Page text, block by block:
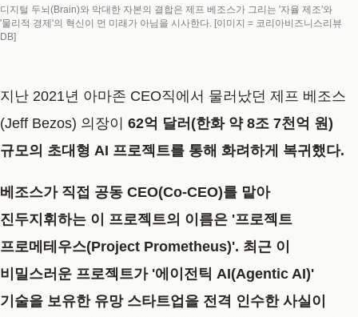
디지털 두뇌(Brain)와 막대한 자본의 결합은 제프 베조스가 그리는 '자율 제조'와
'물리적 경제'의 혁신이 먼 미래가 아님을 시사한다. [이미지 = 코리아비즈니스리뷰
DB]
지난 2021년 아마존 CEO직에서 물러났던 제프 베조스
(Jeff Bezos) 의장이 62억 달러(한화 약 8조 7천억 원)
규모의 초대형 AI 프로젝트를 통해 화려하게 복귀했다.
베조스가 직접 공동 CEO(Co-CEO)를 맡아
진두지휘하는 이 프로젝트의 이름은 '프로젝트
프로메테우스(Project Prometheus)'. 최근 이
비밀스러운 프로젝트가 '에이전틱 AI(Agentic AI)'
기술을 보유한 유망 스타트업을 전격 인수한 사실이